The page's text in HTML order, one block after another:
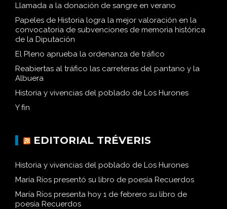
Llamada a la donación de sangre en verano
Papeles de Historia logra la mejor valoración en la
convocatoria de subvenciones de memoria histórica
de la Diputación
El Pleno aprueba la ordenanza de tráfico
Reabiertas al tráfico las carreteras del pantano y la
Albuera
Historia y vivencias del poblado de Los Hurones
Y fin
EDITORIAL TRÉVERIS
Historia y vivencias del poblado de Los Hurones
María Ríos presentó su libro de poesía Recuerdos
María Ríos presenta hoy 1 de febrero su libro de
poesía Recuerdos